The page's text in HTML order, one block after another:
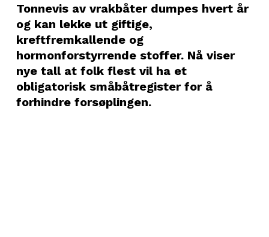
Tonnevis av vrakbåter dumpes hvert år
og kan lekke ut giftige,
kreftfremkallende og
hormonforstyrrende stoffer. Nå viser
nye tall at folk flest vil ha et
obligatorisk småbåtregister for å
forhindre forsøplingen.